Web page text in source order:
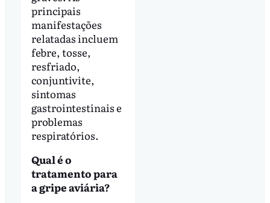
principais
manifestações
relatadas incluem
febre, tosse,
resfriado,
conjuntivite,
sintomas
gastrointestinais e
problemas
respiratórios.
Qual é o
tratamento para
a gripe aviária?